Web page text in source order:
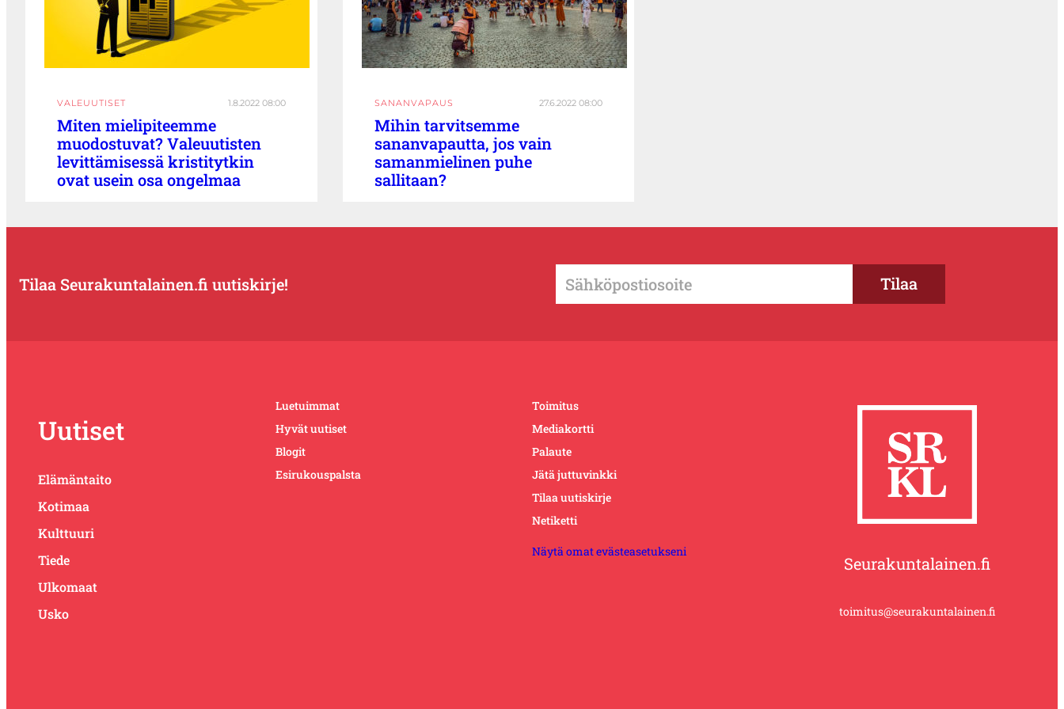
VALEUUTISET 1.8.2022 08:00
Miten mielipiteemme
muodostuvat? Valeuutisten
levittämisessä kristitytkin
ovat usein osa ongelmaa
SANANVAPAUS 27.6.2022 08:00
Mihin tarvitsemme
sananvapautta, jos vain
samanmielinen puhe
sallitaan?
Tilaa Seurakuntalainen.fi uutiskirje!
Uutiset
Elämäntaito
Kotimaa
Kulttuuri
Tiede
Ulkomaat
Usko
Luetuimmat
Hyvät uutiset
Blogit
Esirukouspalsta
Toimitus
Mediakortti
Palaute
Jätä juttuvinkki
Tilaa uutiskirje
Netiketti
Näytä omat evästeasetukseni
Seurakuntalainen.fi
toimitus@seurakuntalainen.fi